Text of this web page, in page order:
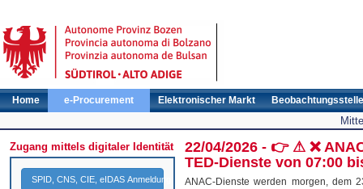
Home e-Procurement Elektronischer Markt Beobachtungsstelle
Zugang mittels digitaler Identität
SPID, CNS, CIE, eIDAS Anmeldung
22/04/2026 - 👉 ⚠ ❌
TED-Dienste von 07:00
ANAC-Dienste werden morgen, dem